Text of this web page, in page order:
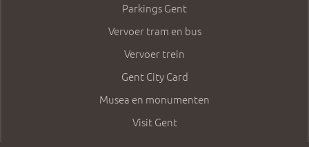
Parkings Gent
Vervoer tram en bus
Vervoer trein
Gent City Card
Musea en monumenten
Visit Gent